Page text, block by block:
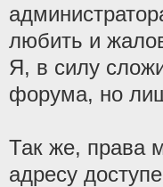
любить и
Я, в силу
форума, но
Так же, права
адресу